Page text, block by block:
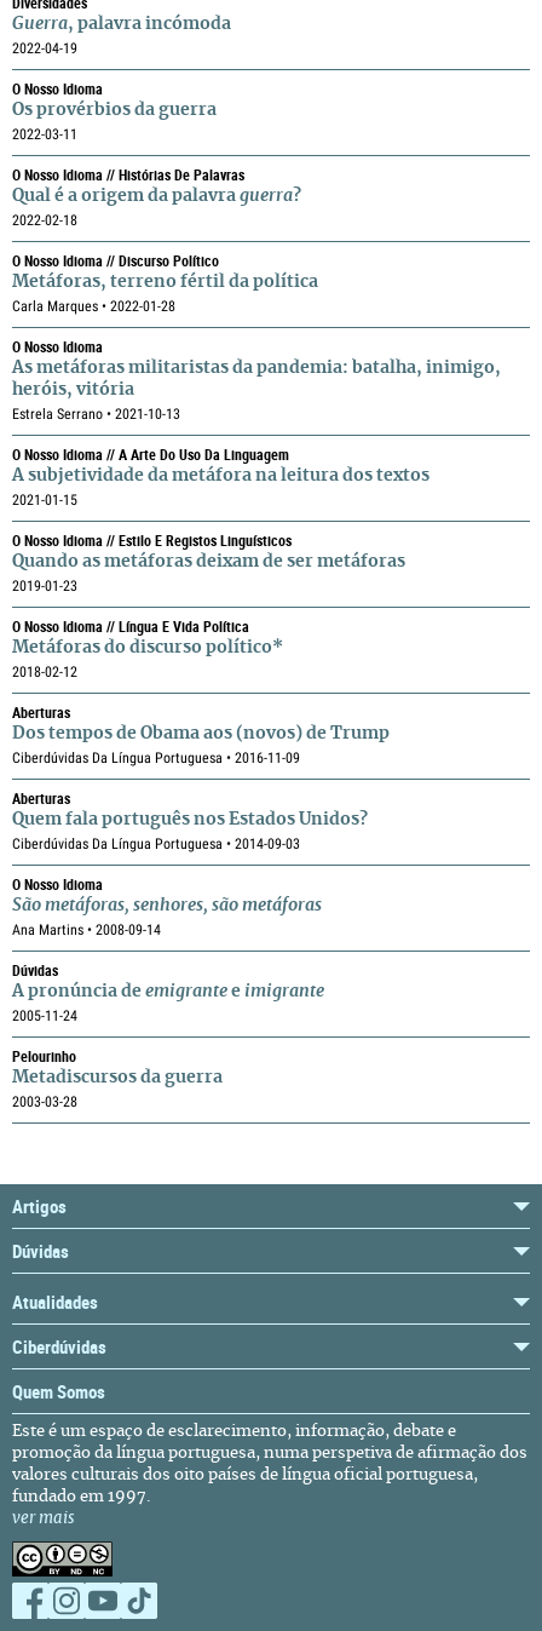
Guerra, palavra incómoda
2022-04-19
O Nosso Idioma
Os provérbios da guerra
2022-03-11
O Nosso Idioma // Histórias De Palavras
Qual é a origem da palavra guerra?
2022-02-18
O Nosso Idioma // Discurso Político
Metáforas, terreno fértil da política
Carla Marques • 2022-01-28
O Nosso Idioma
As metáforas militaristas da pandemia: batalha, inimigo,
heróis, vitória
Estrela Serrano • 2021-10-13
O Nosso Idioma // A Arte Do Uso Da Linguagem
A subjetividade da metáfora na leitura dos textos
2021-01-15
O Nosso Idioma // Estilo E Registos Linguísticos
Quando as metáforas deixam de ser metáforas
2019-01-23
O Nosso Idioma // Língua E Vida Política
Metáforas do discurso político*
2018-02-12
Aberturas
Dos tempos de Obama aos (novos) de Trump
Ciberdúvidas Da Língua Portuguesa • 2016-11-09
Aberturas
Quem fala português nos Estados Unidos?
Ciberdúvidas Da Língua Portuguesa • 2014-09-03
O Nosso Idioma
São metáforas, senhores, são metáforas
Ana Martins • 2008-09-14
Dúvidas
A pronúncia de emigrante e imigrante
2005-11-24
Pelourinho
Metadiscursos da guerra
2003-03-28
Artigos
Dúvidas
Atualidades
Ciberdúvidas
Quem Somos
Este é um espaço de esclarecimento, informação, debate e
promoção da língua portuguesa, numa perspetiva de afirmação dos
valores culturais dos oito países de língua oficial portuguesa,
fundado em 1997.
ver mais